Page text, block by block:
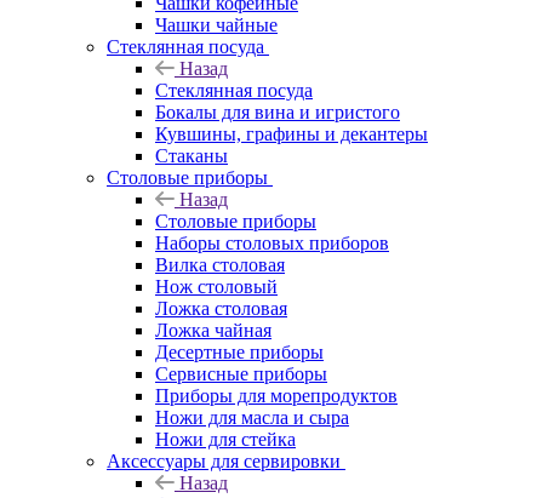
Чашки чайные
Стеклянная посуда
Назад
Стеклянная посуда
Бокалы для вина и игристого
Кувшины, графины и декантеры
Стаканы
Столовые приборы
Назад
Столовые приборы
Наборы столовых приборов
Вилка столовая
Нож столовый
Ложка столовая
Ложка чайная
Десертные приборы
Сервисные приборы
Приборы для морепродуктов
Ножи для масла и сыра
Ножи для стейка
Аксессуары для сервировки
Назад